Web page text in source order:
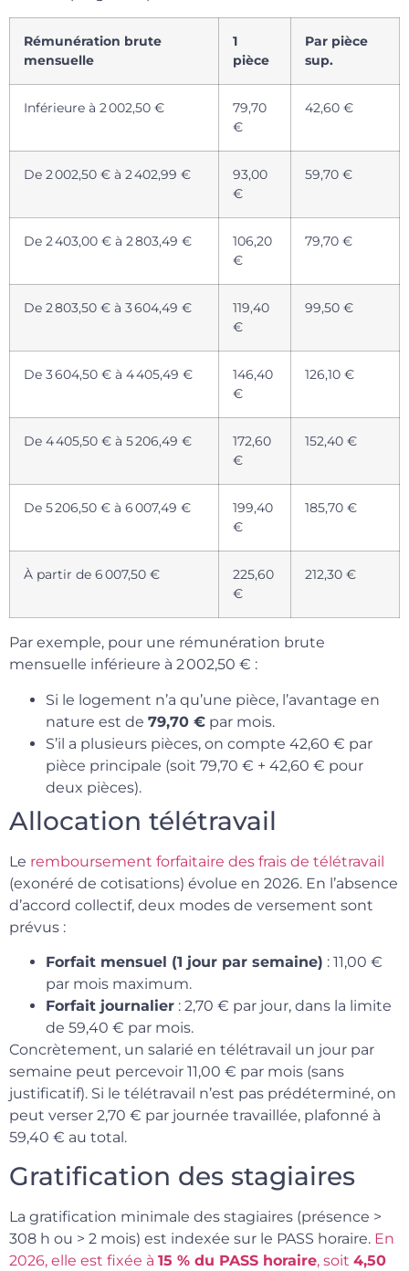
Rémunération brute
mensuelle
1
pièce
Par pièce
sup.
Inférieure à 2 002,50 €
79,70
€
42,60 €
De 2 002,50 € à 2 402,99 €
93,00
€
59,70 €
De 2 403,00 € à 2 803,49 €
106,20
€
79,70 €
De 2 803,50 € à 3 604,49 €
119,40
€
99,50 €
De 3 604,50 € à 4 405,49 €
146,40
€
126,10 €
De 4 405,50 € à 5 206,49 €
172,60
€
152,40 €
De 5 206,50 € à 6 007,49 €
199,40
€
185,70 €
À partir de 6 007,50 €
225,60
€
212,30 €
Par exemple, pour une rémunération brute
mensuelle inférieure à 2 002,50 € :
Si le logement n’a qu’une pièce, l’avantage en
nature est de 79,70 € par mois.
S’il a plusieurs pièces, on compte 42,60 € par
pièce principale (soit 79,70 € + 42,60 € pour
deux pièces).
Allocation télétravail
Le remboursement forfaitaire des frais de télétravail
(exonéré de cotisations) évolue en 2026. En l’absence
d’accord collectif, deux modes de versement sont
prévus :
Forfait mensuel (1 jour par semaine) : 11,00 €
par mois maximum.
Forfait journalier : 2,70 € par jour, dans la limite
de 59,40 € par mois.
Concrètement, un salarié en télétravail un jour par
semaine peut percevoir 11,00 € par mois (sans
justificatif). Si le télétravail n’est pas prédéterminé, on
peut verser 2,70 € par journée travaillée, plafonné à
59,40 € au total.
Gratification des stagiaires
La gratification minimale des stagiaires (présence >
308 h ou > 2 mois) est indexée sur le PASS horaire. En
2026, elle est fixée à 15 % du PASS horaire, soit 4,50